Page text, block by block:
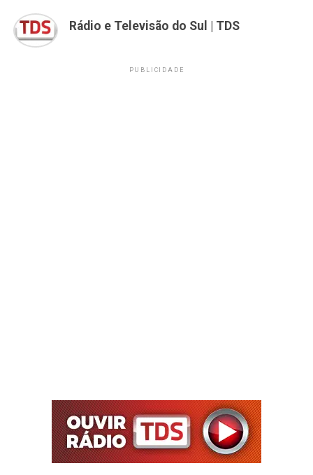
Rádio e Televisão do Sul | TDS
PUBLICIDADE